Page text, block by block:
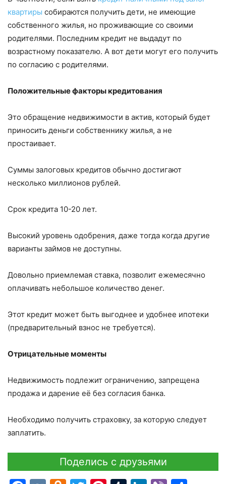
квартиры собираются получить дети, не имеющие
собственного жилья, но проживающие со своими
родителями. Последним кредит не выдадут по
возрастному показателю. А вот дети могут его получить
по согласию с родителями.
Положительные факторы кредитования
Это обращение недвижимости в актив, который будет
приносить деньги собственнику жилья, а не
простаивает.
Суммы залоговых кредитов обычно достигают
несколько миллионов рублей.
Срок кредита 10-20 лет.
Высокий уровень одобрения, даже тогда когда другие
варианты займов не доступны.
Довольно приемлемая ставка, позволит ежемесячно
оплачивать небольшое количество денег.
Этот кредит может быть выгоднее и удобнее ипотеки
(предварительный взнос не требуется).
Отрицательные моменты
Недвижимость подлежит ограничению, запрещена
продажа и дарение её без согласия банка.
Необходимо получить страховку, за которую следует
заплатить.
Поделись с друзьями